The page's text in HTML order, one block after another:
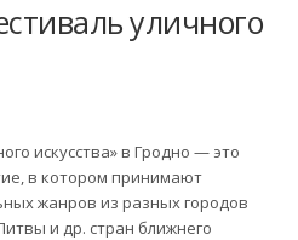
уличного
искусства» в Гродно — это
в котором принимают
жанров из разных городов
и др. стран ближнего